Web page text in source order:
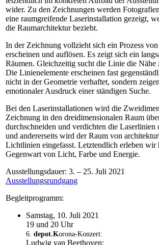
wider. Zu den Zeichnungen werden
eine raumgreifende Laserinstallation gezeigt,
die Raumarchitektur bezieht.
In der Zeichnung vollzieht sich ein Prozess
erscheinen und auflösen. Es zeigt sich ein
Räumen. Gleichzeitig sucht die Linie die
Die Linienelemente erscheinen fast
nicht in der Geometrie verhaftet, sondern
emotionaler Ausdruck einer ständigen Suche.
Bei den Laserinstallationen wird die
Zeichnung in den dreidimensionalen Raum
durchschneiden und verdichten die Laserlinien
und andererseits wird der Raum von
Lichtlinien eingefasst. Letztendlich erleben wir
Gegenwart von Licht, Farbe und Energie.
Ausstellungsdauer: 3. – 25. Juli 2021
Ausstellungsrundgang
Begleitprogramm:
Samstag, 10. Juli 2021
19 und 20 Uhr
6. depot.Korona-Konzert:
Ludwig van Beethoven: